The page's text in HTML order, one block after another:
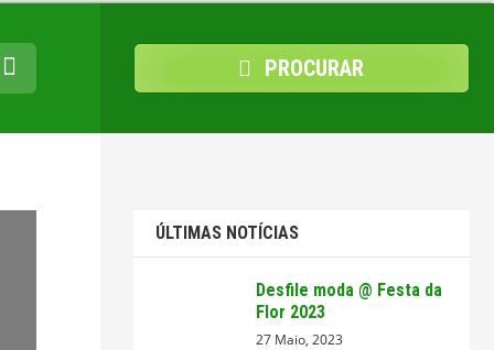
PROCURAR
ÚLTIMAS NOTÍCIAS
Desfile moda @ Festa da
Flor 2023
27 Maio, 2023